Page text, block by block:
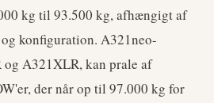
kg til 93.500 kg, afhængigt af
konfiguration. A321neo-
A321XLR, kan prale af
der når op til 97.000 kg for